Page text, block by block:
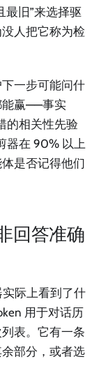
最旧”来选择驱
人把它称为检
一步可能问什
能赢——事实
的相关性先验
器在 90% 以上
是否记得他们
回答准确
际上看到了什
用于对话历
表。它有一条
部分，或者选